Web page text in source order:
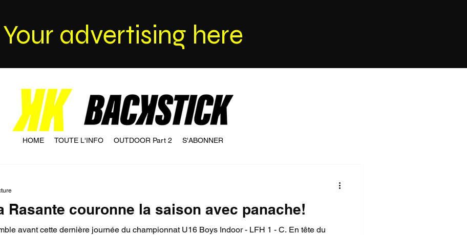
Your advertising here
HOME TOUTE L'INFO OUTDOOR Part 2 S'ABONNER
Rasante couronne la saison avec panache!
avant cette dernière journée du championnat U16 Boys Indoor - LFH 1 - C. En tête du